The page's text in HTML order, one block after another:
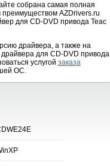
собрана самая полная
AZDrivers.ru
для CD-DVD привода Teac
драйвера, а также на
для CD-DVD привода
услугой заказа
ОС.